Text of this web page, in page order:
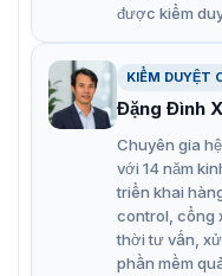
Có khả năng mở
Hỗ trợ 4 đầu ra
động hoặc phản ứng.
Khả năng mở
tăng cường khả
Cho phép kết nối
quản lý và điều
được kiểm
KIỂM DUYỆT
Đặng Đình
Chuyên gia
với 14 năm
triển khai
control, cổng
thời tư vấn,
phần mềm